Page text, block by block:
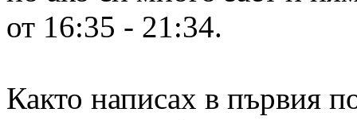
от 16:35 - 21:34.
Както написах в първия